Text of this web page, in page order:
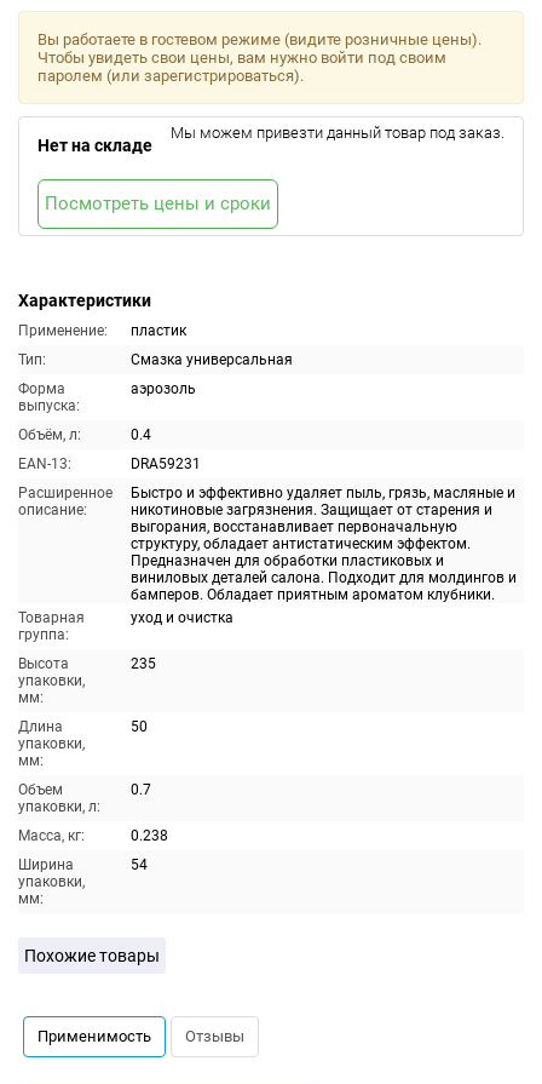
Характеристики
Применение:
пластик
Тип:
Смазка универсальная
Форма
выпуска:
аэрозоль
Объём, л:
0.4
EAN-13:
DRA59231
Расширенное
описание:
Быстро и эффективно удаляет пыль, грязь, масляные и
никотиновые загрязнения. Защищает от старения и
выгорания, восстанавливает первоначальную
структуру, обладает антистатическим эффектом.
Предназначен для обработки пластиковых и
виниловых деталей салона. Подходит для молдингов и
бамперов. Обладает приятным ароматом клубники.
Товарная
группа:
уход и очистка
Высота
упаковки,
мм:
235
Длина
упаковки,
мм:
50
Объем
упаковки, л:
0.7
Масса, кг:
0.238
Ширина
упаковки,
мм:
54
Вы работаете в гостевом режиме (видите розничные цены).
Чтобы увидеть свои цены, вам нужно войти под своим
паролем (или зарегистрироваться).
Нет на складе
Мы можем привезти данный товар под заказ.
Посмотреть цены и сроки
Похожие товары
Применимость Отзывы